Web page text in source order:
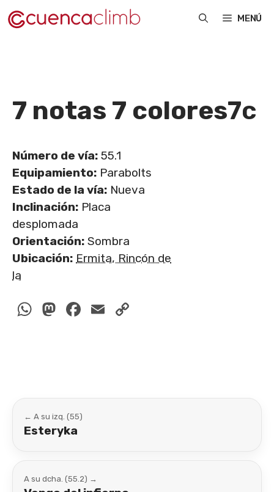
Saltar
al
MENÚ
7 notas 7 colores7c
Número de vía: 55.1
Equipamiento: Parabolts
Estado de la vía: Nueva
Inclinación: Placa
desplomada
Orientación: Sombra
Ubicación: Ermita, Rincón de
la
WhatsApp
Mastodon
Facebook
Email
← A su izq. (55)
Esteryka
A su dcha. (55.2) →